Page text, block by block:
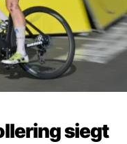
siegt